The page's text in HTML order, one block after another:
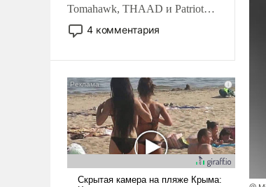
Tomahawk, THAAD и Patriot
США потребуется более трех
лет. Даже небольшая война с
Сложившаяся ситуация
означает многолетний период
уязвимости США, например,
перед Китаем.
4 комментария